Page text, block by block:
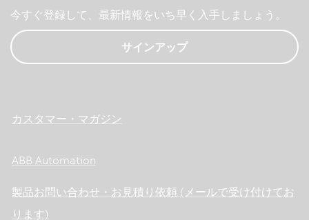
今すぐ登録して、最新情報をいち早く入手しましょう。
サインアップ
カスタマー・マガジン
ABB Automation
製品お問い合わせ・お見積り依頼 (メールで受け付けてお
ります)